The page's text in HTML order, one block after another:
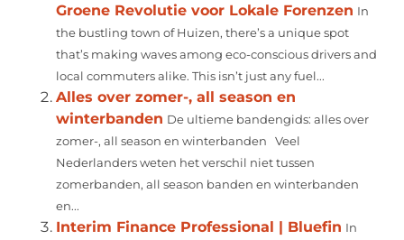
Groene Revolutie voor Lokale Forenzen In
the bustling town of Huizen, there’s a unique spot
that’s making waves among eco-conscious drivers and
local commuters alike. This isn’t just any fuel...
Alles over zomer-, all season en
winterbanden De ultieme bandengids: alles over
zomer-, all season en winterbanden Veel
Nederlanders weten het verschil niet tussen
zomerbanden, all season banden en winterbanden
en...
Interim Finance Professional | Bluefin In